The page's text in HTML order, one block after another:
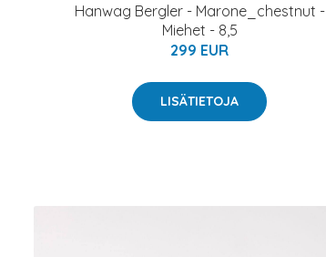
Hanwag Bergler - Marone_chestnut -
Miehet - 8,5
299 EUR
LISÄTIETOJA